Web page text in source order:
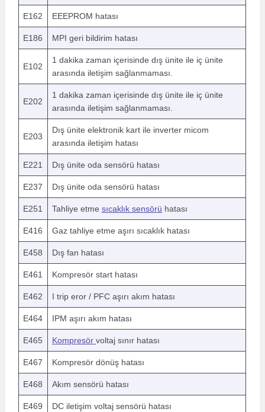
E162 EEEPROM hatası
E186 MPI geri bildirim hatası
E102
1 dakika zaman içerisinde dış ünite ile iç ünite
arasında iletişim sağlanmaması.
E202
1 dakika zaman içerisinde dış ünite ile iç ünite
arasında iletişim sağlanmaması.
E203
Dış ünite elektronik kart ile inverter micom
arasında iletişim hatası
E221 Dış ünite oda sensörü hatası
E237 Dış ünite oda sensörü hatası
E251 Tahliye etmesıcaklık sensörü hatası
E416 Gaz tahliye etme aşırı sıcaklık hatası
E458 Dış fan hatası
E461 Kompresör start hatası
E462 I trip eror / PFC aşırı akım hatası
E464 IPM aşırı akım hatası
E465 Kompresörvoltaj sınır hatası
E467 Kompresör dönüş hatası
E468 Akım sensörü hatası
E469 DC iletişim voltaj sensörü hatası